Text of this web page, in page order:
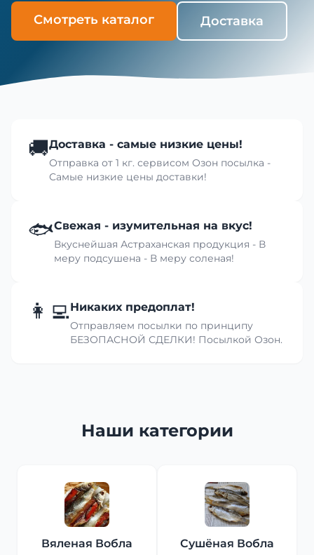
Смотреть каталог Доставка
🚚Доставка - самые низкие цены!
Отправка от 1 кг. сервисом Озон посылка -
Самые низкие цены доставки!
🐟Свежая - изумительная на вкус!
Вкуснейшая Астраханская продукция - В
меру подсушена - В меру соленая!
👩‍💻Никаких предоплат!
Отправляем посылки по принципу
БЕЗОПАСНОЙ СДЕЛКИ! Посылкой Озон.
Наши категории
Вяленая Вобла Сушёная Вобла